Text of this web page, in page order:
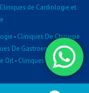
Cliniques de Cardiologie et
- Cliniques De Chirurgie
De Gastroentérologie-
Orl- Cliniques De Chirurgie